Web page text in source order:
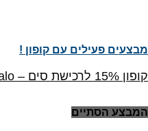
מבצעים פעילים עם קופון !
קופון 15% לרכישת סים – ESIM Airalo
המבצע הסתיים